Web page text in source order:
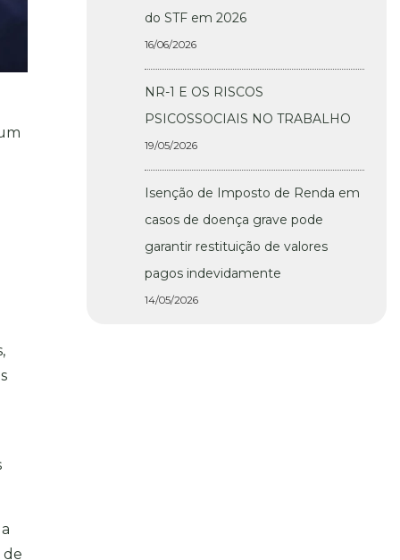
de
do STF em 2026
16/06/2026
NR-1 E OS RISCOS
PSICOSSOCIAIS NO TRABALHO
19/05/2026
Isenção de Imposto de Renda em
casos de doença grave pode
garantir restituição de valores
pagos indevidamente
14/05/2026